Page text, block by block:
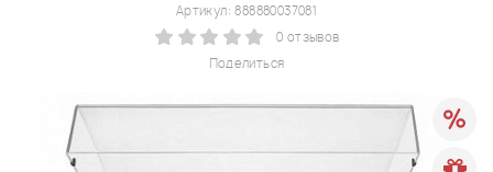
Поделиться
Артикул: 888880037081
0 отзывов